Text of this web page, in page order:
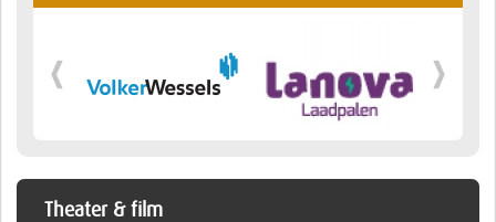
Theater & film